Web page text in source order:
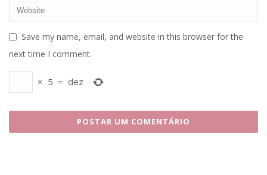
Save my name, email, and website in this browser for the
next time I comment.
× 5 = dez